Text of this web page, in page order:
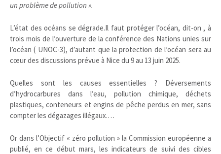
un problème de pollution ».
L’état des océans se dégrade.Il faut protéger l’océan, dit-on , à
trois mois de l’ouverture de la conférence des Nations unies sur
l’océan ( UNOC-3), d’autant que la protection de l’océan sera au
cœur des discussions prévue à Nice du 9 au 13 juin 2025.
Quelles sont les causes essentielles ? Déversements
d’hydrocarbures dans l’eau, pollution chimique, déchets
plastiques, conteneurs et engins de pêche perdus en mer, sans
compter les dégazages illégaux.…
Or dans l’Objectif « zéro pollution » la Commission européenne a
publié, en ce début mars, les indicateurs de suivi des cibles